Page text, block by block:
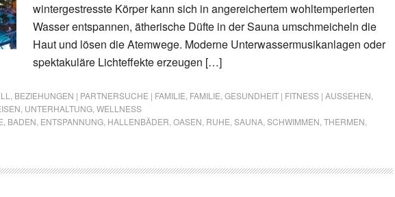
wintergestresste Körper kann sich in angereichertem wohltemperierten
Wasser entspannen, ätherische Düfte in der Sauna umschmeicheln die
Haut und lösen die Atemwege. Moderne Unterwassermusikanlagen oder
spektakuläre Lichteffekte erzeugen […]
BEZIEHUNGEN | PARTNERSUCHE | FAMILIE FAMILIE GESUNDHEIT | FITNESS | AUSSEHEN
UNTERHALTUNG WELLNESS
BADEN ENTSPANNUNG HALLENBÄDER OASEN RUHE SAUNA SCHWIMMEN THERMEN